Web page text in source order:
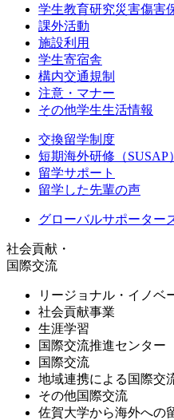
学生教育研究災害傷害
課外活動
施設利用
学生寄宿舎
構内交通規制
注意・マナー
その他学生生活情報
交換留学制度
短期海外研修（SUSAP）
留学サポート
留学した先輩の声
グローバルサポーター
社会貢献・
国際交流
リージョナル・イノベ
社会貢献事業
生涯学習
国際交流推進センター
国際交流
地域連携による国際交
その他国際交流
佐賀大学から海外への